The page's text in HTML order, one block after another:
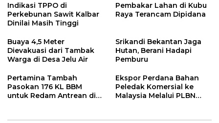
Indikasi TPPO di
Perkebunan Sawit Kalbar
Dinilai Masih Tinggi
Pembakar Lahan di Kubu
Raya Terancam Dipidana
Buaya 4,5 Meter
Dievakuasi dari Tambak
Warga di Desa Jelu Air
Srikandi Bekantan Jaga
Hutan, Berani Hadapi
Pemburu
Pertamina Tambah
Pasokan 176 KL BBM
untuk Redam Antrean di
Ekspor Perdana Bahan
Peledak Komersial ke
Malaysia Melalui PLBN